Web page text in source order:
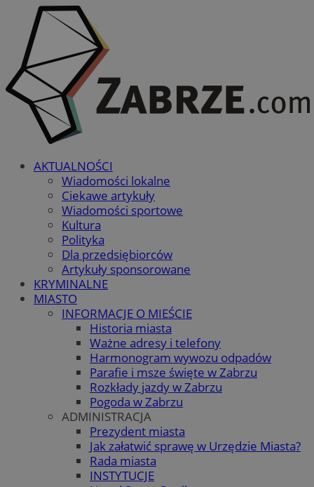
AKTUALNOŚCI
Wiadomości lokalne
Ciekawe artykuły
Wiadomości sportowe
Kultura
Polityka
Dla przedsiębiorców
Artykuły sponsorowane
KRYMINALNE
MIASTO
INFORMACJE O MIEŚCIE
Historia miasta
Ważne adresy i telefony
Harmonogram wywozu odpadów
Parafie i msze święte w Zabrzu
Rozkłady jazdy w Zabrzu
Pogoda w Zabrzu
ADMINISTRACJA
Prezydent miasta
Jak załatwić sprawę w Urzędzie Miasta?
Rada miasta
INSTYTUCJE